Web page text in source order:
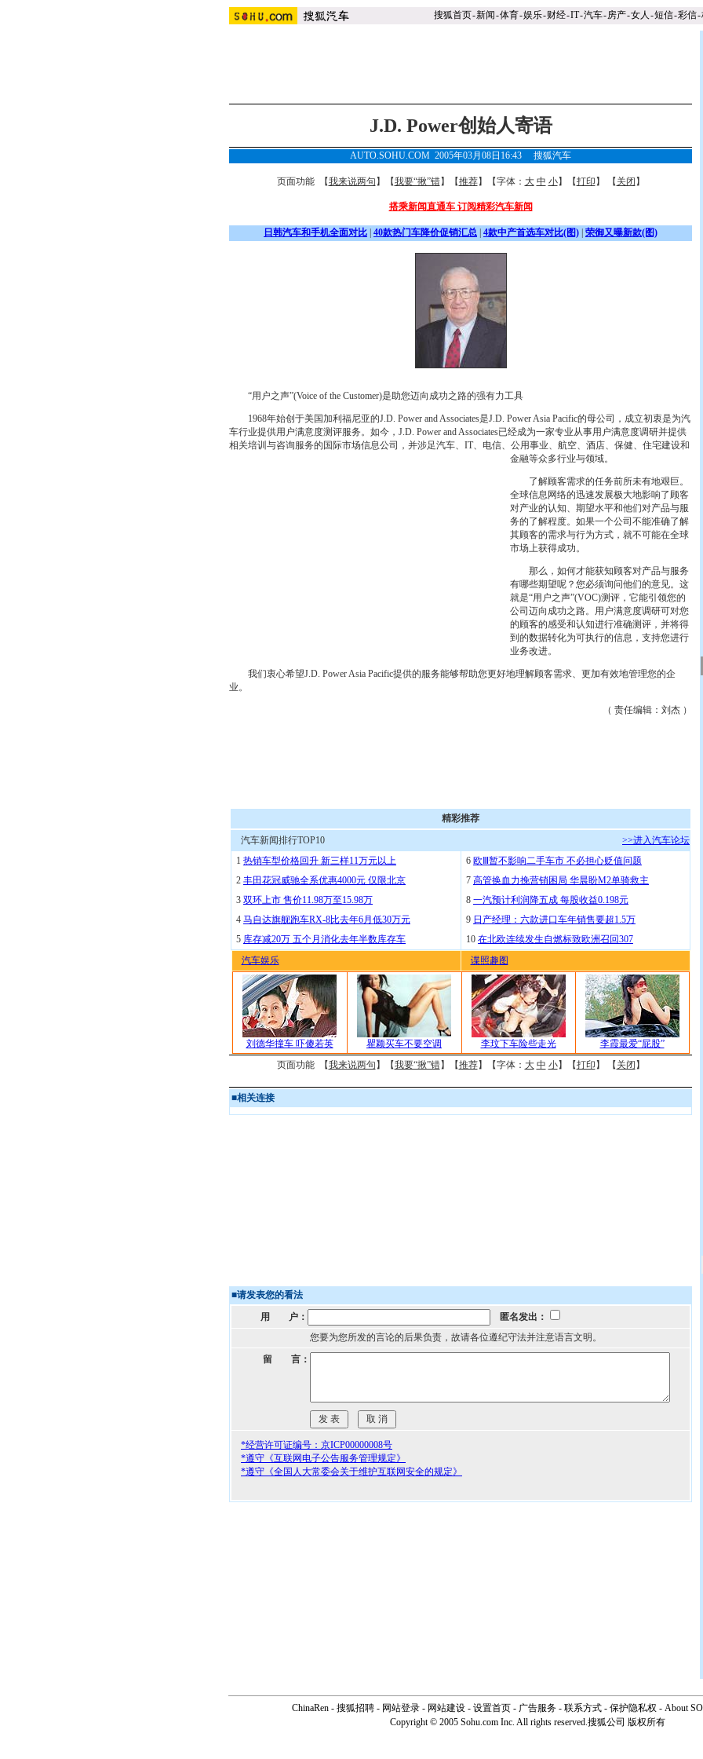
搜狐首页-新闻-体育-娱乐-财经-IT-汽车-房产-女人 -短信-彩信-
J.D. Power创始人寄语
AUTO.SOHU.COM 2005年03月08日16:43 搜狐汽车
页面功能 【我来说两句 】【我要“揪”错】【推荐】【字体： 大 中 小】【打印 】 【 关闭 】
搭乘新闻直通车 订阅精彩汽车新闻
日韩汽车和手机全面对比 40款热门车降价促销汇总 4款中产首选车对比(图) 荣御又曝新款(图)
“用户之声”(Voice of the Customer)是助您迈向成功之路的强有力工具
1968年始创于美国加利福尼亚的J.D. Power and Associates是J.D. Power Asia Pacific的母公司，成立初衷是为汽
车行业提供用户满意度测评服务。如今，J.D. Power and Associates已经成为一家专业从事用户满意度调研并提供
相关培训与咨询服务的国际市场信息公司，并涉足汽车、IT、电信、公用事业、航空、酒店、保健、住宅建设和
金融等众多行业与领域。
了解顾客需求的任务前所未有地艰巨。
全球信息网络的迅速发展极大地影响了顾客
对产业的认知、期望水平和他们对产品与服
务的了解程度。如果一个公司不能准确了解
其顾客的需求与行为方式，就不可能在全球
市场上获得成功。
那么，如何才能获知顾客对产品与服务
有哪些期望呢？您必须询问他们的意见。这
就是“用户之声”(VOC)测评，它能引领您的
公司迈向成功之路。用户满意度调研可对您
的顾客的感受和认知进行准确测评，并将得
到的数据转化为可执行的信息，支持您进行
业务改进。
我们衷心希望J.D. Power Asia Pacific提供的服务能够帮助您更好地理解顾客需求、更加有效地管理您的企
业。
（ 责任编辑：刘杰 ）
精彩推荐
汽车新闻排行TOP10
>>进入汽车论坛
1 热销车型价格回升 新三样11万元以上
2 丰田花冠威驰全系优惠4000元 仅限北京
3 双环上市 售价11.98万至15.98万
4 马自达旗舰跑车RX-8比去年6月低30万元
5 库存减20万 五个月消化去年半数库存车
6 欧Ⅲ暂不影响二手车市 不必担心贬值问题
7 高管换血力挽营销困局 华晨盼M2单骑救主
8 一汽预计利润降五成 每股收益0.198元
9 日产经理：六款进口车年销售要超1.5万
10 在北欧连续发生自燃标致欧洲召回307
汽车娱乐
谍照趣图
刘德华撞车 吓傻若英 瞿颖买车不要空调 李玟下车险些走光
李霞最爱“屁股”
页面功能 【我来说两句 】【我要“揪”错】【推荐】【字体： 大 中 小】【打印 】 【 关闭 】
■相关连接
■请发表您的看法
用 户：
匿名发出：
您要为您所发的言论的后果负责，故请各位遵纪守法并注意语言文明。
留 言：
*经营许可证编号：京ICP00000008号
*遵守《互联网电子公告服务管理规定》
*遵守《全国人大常委会关于维护互联网安全的规定》
ChinaRen - 搜狐招聘 - 网站登录 - 网站建设 - 设置首页 - 广告服务 - 联系方式 - 保护隐私权 - About
Copyright © 2005 Sohu.com Inc. All rights reserved.搜狐公司 版权所有